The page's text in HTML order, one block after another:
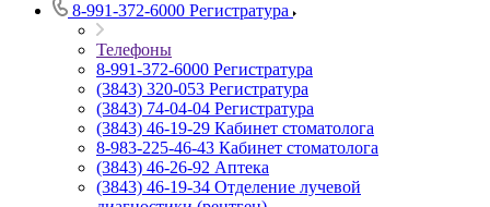
8-991-372-6000 Регистратура
Телефоны
8-991-372-6000 Регистратура
(3843) 320-053 Регистратура
(3843) 74-04-04 Регистратура
(3843) 46-19-29 Кабинет стоматолога
8-983-225-46-43 Кабинет стоматолога
(3843) 46-26-92 Аптека
(3843) 46-19-34 Отделение лучевой